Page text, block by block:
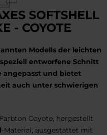
SOFTSHELL
- COYOTE
Modells der leichten
entworfene Schnitt
angepasst und bietet
auch unter schwierigen
Coyote, hergestellt
-Material, ausgestattet mit